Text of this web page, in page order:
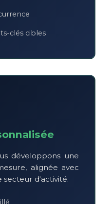
clés cibles
développons une
alignée avec
secteur d'activité.